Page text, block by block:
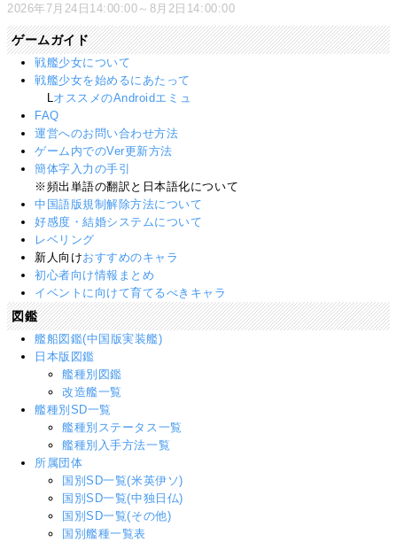
2026年7月24日14:00:00～8月2日14:00:00
ゲームガイド
戦艦少女について
戦艦少女を始めるにあたって
LオススメのAndroidエミュ
FAQ
運営へのお問い合わせ方法
ゲーム内でのVer更新方法
簡体字入力の手引
※頻出単語の翻訳と日本語化について
中国語版規制解除方法について
好感度・結婚システムについて
レベリング
新人向けおすすめのキャラ
初心者向け情報まとめ
イベントに向けて育てるべきキャラ
図鑑
艦船図鑑(中国版実装艦)
日本版図鑑
艦種別図鑑
改造艦一覧
艦種別SD一覧
艦種別ステータス一覧
艦種別入手方法一覧
所属団体
国別SD一覧(米英伊ソ)
国別SD一覧(中独日仏)
国別SD一覧(その他)
国別艦種一覧表